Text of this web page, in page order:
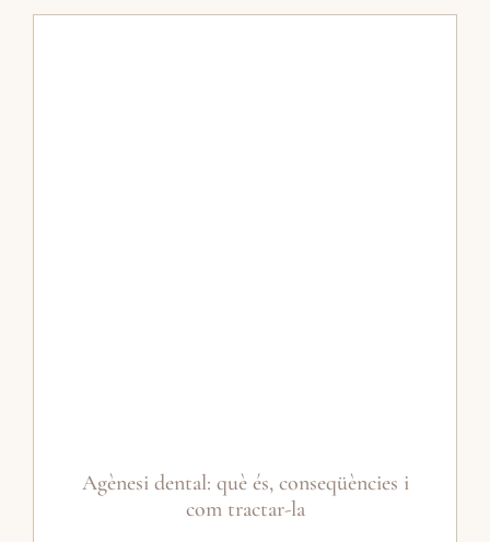
Agènesi dental: què és, conseqüències i
com tractar-la